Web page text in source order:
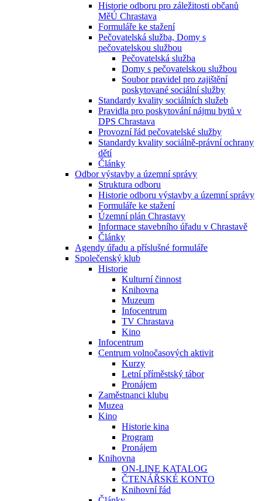
Historie odboru pro záležitosti občanů
MěÚ Chrastava
Formuláře ke stažení
Pečovatelská služba, Domy s
pečovatelskou službou
Pečovatelská služba
Domy s pečovatelskou službou
Soubor pravidel pro zajištění
poskytované sociální služby
Standardy kvality sociálních služeb
Pravidla pro poskytování nájmu bytů v
DPS Chrastava
Provozní řád pečovatelské služby
Standardy kvality sociálně-právní ochrany
dětí
Články
Odbor výstavby a územní správy
Struktura odboru
Historie odboru výstavby a územní správy
Formuláře ke stažení
Územní plán Chrastavy
Informace stavebního úřadu v Chrastavě
Články
Agendy úřadu a příslušné formuláře
Společenský klub
Historie
Kulturní činnost
Knihovna
Muzeum
Infocentrum
TV Chrastava
Kino
Infocentrum
Centrum volnočasových aktivit
Kurzy
Letní příměstský tábor
Pronájem
Zaměstnanci klubu
Muzea
Kino
Historie kina
Program
Pronájem
Knihovna
ON-LINE KATALOG
ČTENÁŘSKÉ KONTO
Knihovní řád